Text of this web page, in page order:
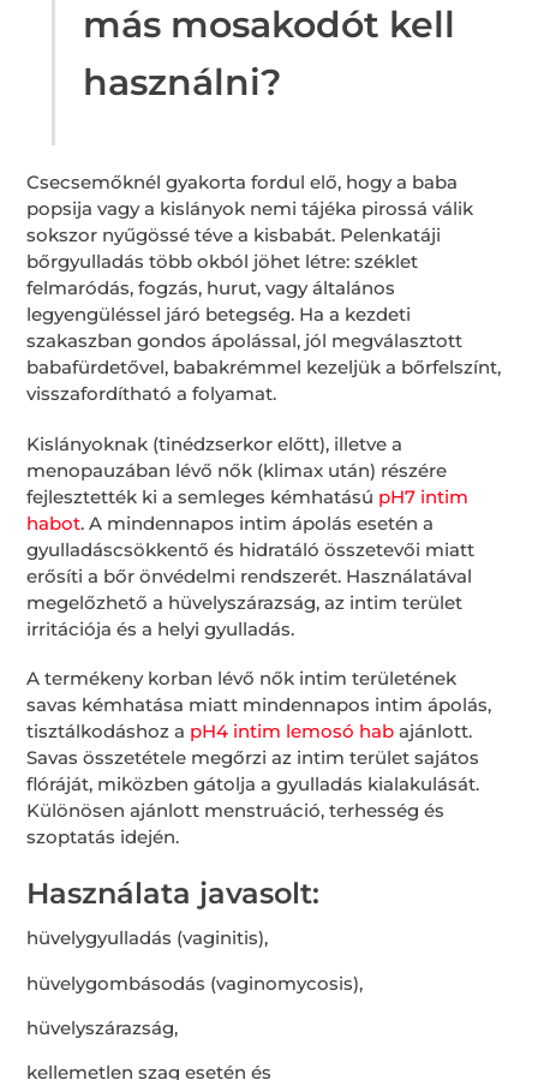
más mosakodót kell
használni?
Csecsemőknél gyakorta fordul elő, hogy a baba
popsija vagy a kislányok nemi tájéka pirossá válik
sokszor nyűgössé téve a kisbabát. Pelenkatáji
bőrgyulladás több okból jöhet létre: széklet
felmaródás, fogzás, hurut, vagy általános
legyengüléssel járó betegség. Ha a kezdeti
szakaszban gondos ápolással, jól megválasztott
babafürdetővel, babakrémmel kezeljük a bőrfelszínt,
visszafordítható a folyamat.
Kislányoknak (tinédzserkor előtt), illetve a
menopauzában lévő nők (klimax után) részére
fejlesztették ki a semleges kémhatású pH7 intim
habot. A mindennapos intim ápolás esetén a
gyulladáscsökkentő és hidratáló összetevői miatt
erősíti a bőr önvédelmi rendszerét. Használatával
megelőzhető a hüvelyszárazság, az intim terület
irritációja és a helyi gyulladás.
A termékeny korban lévő nők intim területének
savas kémhatása miatt mindennapos intim ápolás,
tisztálkodáshoz a pH4 intim lemosó hab ajánlott.
Savas összetétele megőrzi az intim terület sajátos
flóráját, miközben gátolja a gyulladás kialakulását.
Különösen ajánlott menstruáció, terhesség és
szoptatás idején.
Használata javasolt:
hüvelygyulladás (vaginitis),
hüvelygombásodás (vaginomycosis),
hüvelyszárazság,
kellemetlen szag esetén és